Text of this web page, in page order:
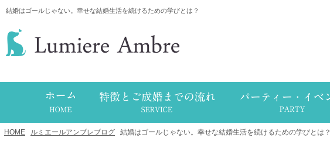
結婚はゴールじゃない。幸せな結婚生活を続けるための学びとは？
HOME ルミエールアンブレブログ 結婚はゴールじゃない。幸せな結婚生活を続けるための学びとは？